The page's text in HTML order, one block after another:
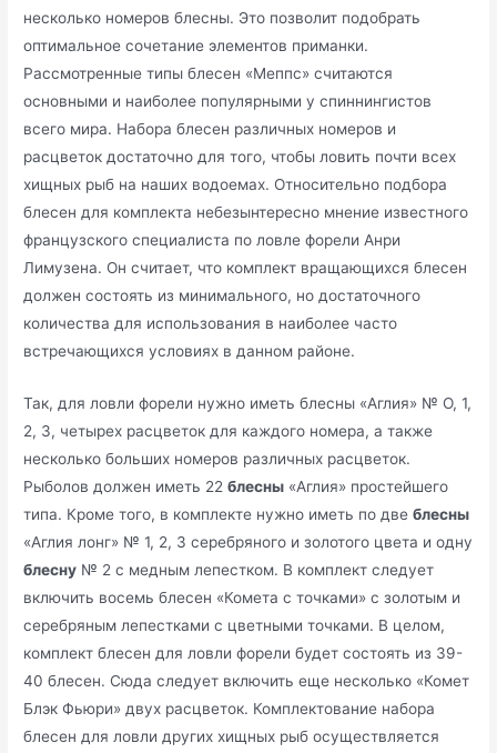
несколько номеров блесны. Это позволит подобрать
оптимальное сочетание элементов приманки.
Рассмотренные типы блесен «Меппс» считаются
основными и наиболее популярными у спиннингистов
всего мира. Набора блесен различных номеров и
расцветок достаточно для того, чтобы ловить почти всех
хищных рыб на наших водоемах. Относительно подбора
блесен для комплекта небезынтересно мнение известного
французского специалиста по ловле форели Анри
Лимузена. Он считает, что комплект вращающихся блесен
должен состоять из минимального, но достаточного
количества для использования в наиболее часто
встречающихся условиях в данном районе.
Так, для ловли форели нужно иметь блесны «Аглия» № О, 1,
2, 3, четырех расцветок для каждого номера, а также
несколько больших номеров различных расцветок.
Рыболов должен иметь 22блесны «Аглия» простейшего
типа. Кроме того, в комплекте нужно иметь по двеблесны
«Аглия лонг» № 1, 2, 3 серебряного и золотого цвета и одну
блесну № 2 с медным лепестком. В комплект следует
включить восемь блесен «Комета с точками» с золотым и
серебряным лепестками с цветными точками. В целом,
комплект блесен для ловли форели будет состоять из 39-
40 блесен. Сюда следует включить еще несколько «Комет
Блэк Фьюри» двух расцветок. Комплектование набора
блесен для ловли других хищных рыб осуществляется